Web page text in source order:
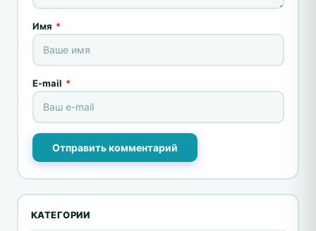
Имя *
E-mail *
Отправить комментарий
КАТЕГОРИИ